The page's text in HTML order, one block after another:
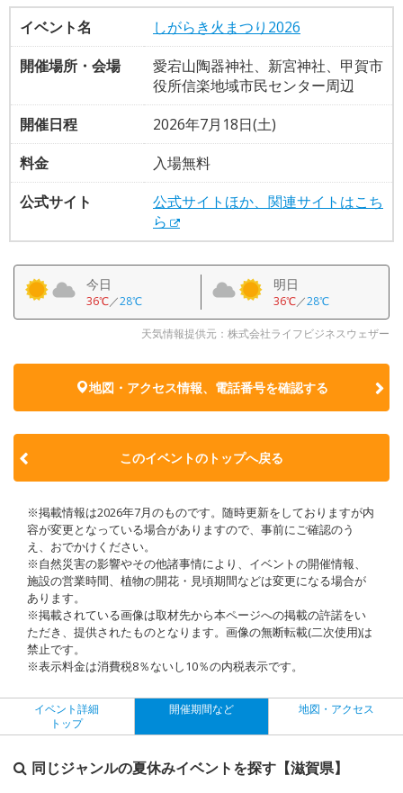
イベント名
しがらき火まつり2026
開催場所・会場
愛宕山陶器神社、新宮神社、甲賀市
役所信楽地域市民センター周辺
開催日程
2026年7月18日(土)
料金
入場無料
公式サイト
公式サイトほか、関連サイトはこち
ら
今日
36℃／28℃
明日
36℃／28℃
天気情報提供元：株式会社ライフビジネスウェザー
地図・アクセス情報、電話番号を確認する
このイベントのトップへ戻る
※掲載情報は2026年7月のものです。随時更新をしておりますが内
容が変更となっている場合がありますので、事前にご確認のう
え、おでかけください。
※自然災害の影響やその他諸事情により、イベントの開催情報、
施設の営業時間、植物の開花・見頃期間などは変更になる場合が
あります。
※掲載されている画像は取材先から本ページへの掲載の許諾をい
ただき、提供されたものとなります。画像の無断転載(二次使用)は
禁止です。
※表示料金は消費税8％ないし10％の内税表示です。
イベント詳細
トップ
開催期間など 地図・アクセス
同じジャンルの夏休みイベントを探す【滋賀県】